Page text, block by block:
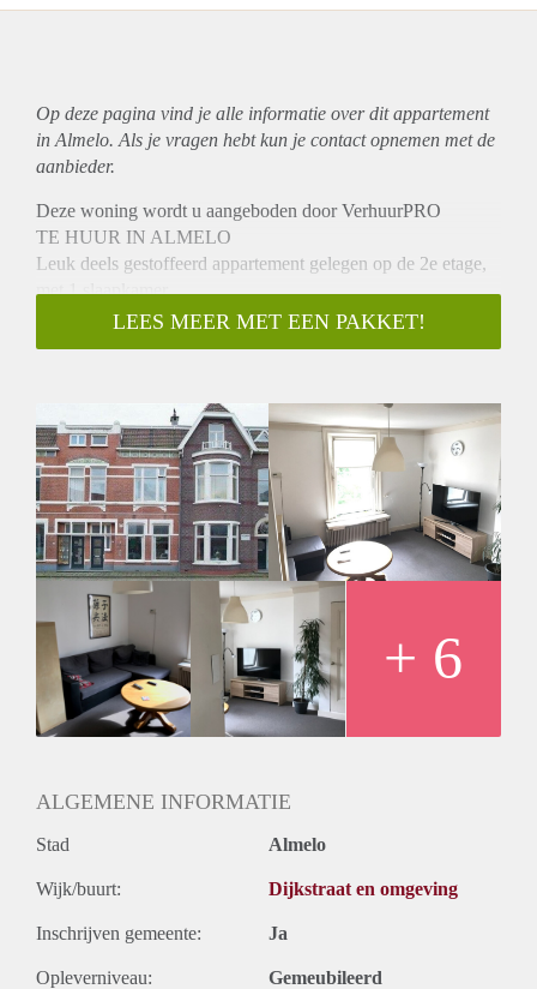
Op deze pagina vind je alle informatie over ditappartement
in Almelo. Als je vragen hebt kun je contact opnemen met de
aanbieder.
Deze woning wordt u aangeboden door VerhuurPRO
TE HUUR IN ALMELO
Leuk deels gestoffeerd appartement gelegen op de 2e etage,
met 1 slaapkamer.
INDELING:
Gezamenlijke entree, overloop, woonkamer, slaapkamer,
droger en koelkast.
BIJZONDERHEDEN:
- Beschikbaar per direct
- Gezocht: rustige en werkende man/vrouw
- Huurprijs € 600,-
- Voorschot gas, water, elektra, internet € 265,- per maand.
- Waarborgsom 1 maand huur
- Huisdieren niet toegestaan
Geïnteresseerd? Schrijf u in op www.verhuurpro.nl en stuur
een mail naar almelo@verhuurpro.nl.
Deze advertentie op internet en op Facebook is slechts ter
informatie en dus geheel vrijblijvend. Aan eventuele
onjuistheden kunnen geen rechten worden ontleend.
LEES MEER MET EEN PAKKET!
+ 6
ALGEMENE INFORMATIE
Stad Almelo
Wijk/buurt: Dijkstraat en omgeving
Inschrijven gemeente: Ja
Opleverniveau: Gemeubileerd